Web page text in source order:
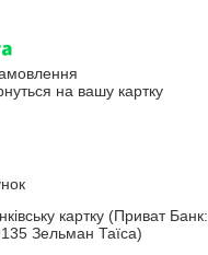
на вашу картку
картку (Приват Банк:
Зельман Таїса)